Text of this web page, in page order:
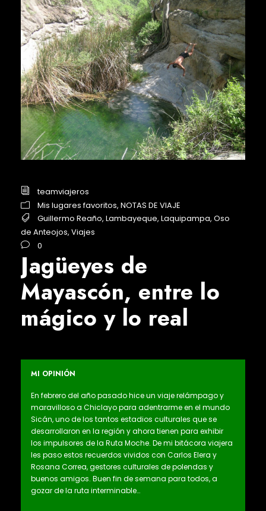
teamviajeros
Mis lugares favoritos, NOTAS DE VIAJE
Guillermo Reaño, Lambayeque, Laquipampa, Oso
de Anteojos, Viajes
0
Jagüeyes de
Mayascón, entre lo
mágico y lo real
MI OPINIÓN
En febrero del año pasado hice un viaje relámpago y
maravilloso a Chiclayo para adentrarme en el mundo
Sicán, uno de los tantos estadios culturales que se
desarrollaron en la región y ahora tienen para exhibir
los impulsores de la Ruta Moche. De mi bitácora viajera
les paso estos recuerdos vividos con Carlos Elera y
Rosana Correa, gestores culturales de polendas y
buenos amigos. Buen fin de semana para todos, a
gozar de la ruta interminable…